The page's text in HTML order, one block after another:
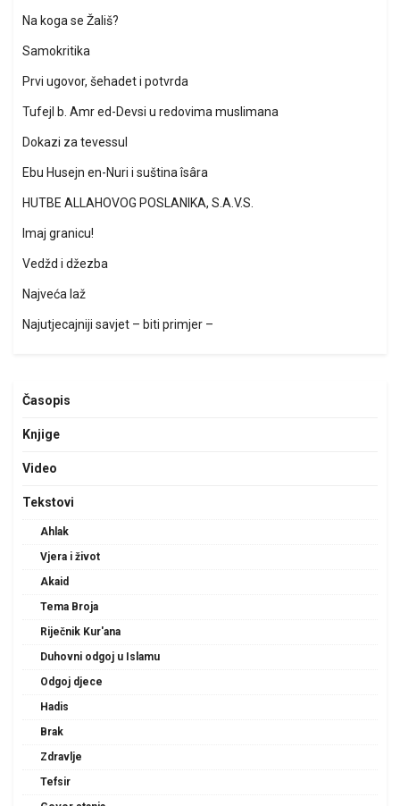
Na koga se Žališ?
Samokritika
Prvi ugovor, šehadet i potvrda
Tufejl b. Amr ed-Devsi u redovima muslimana
Dokazi za tevessul
Ebu Husejn en-Nuri i suština îsâra
HUTBE ALLAHOVOG POSLANIKA, S.A.V.S.
Imaj granicu!
Vedžd i džezba
Najveća laž
Najutjecajniji savjet – biti primjer –
Časopis
Knjige
Video
Tekstovi
Ahlak
Vjera i život
Akaid
Tema Broja
Riječnik Kur'ana
Duhovni odgoj u Islamu
Odgoj djece
Hadis
Brak
Zdravlje
Tefsir